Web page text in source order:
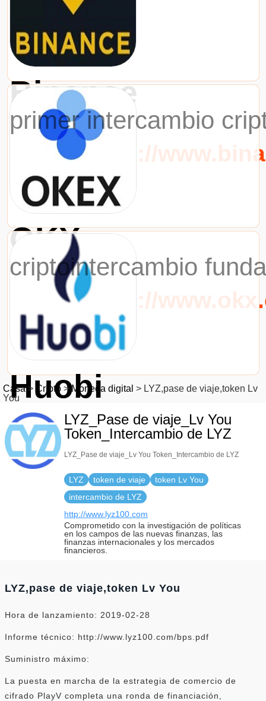
Binance
primer intercambio
URL：https://
OKX
criptointercambio
URL：https://
Huobi
criptointercambio
URL：https://
Casa> Cripto > Moneda digital > LYZ,pase de viaje,token Lv
You
LYZ_Pase de viaje_Lv You
Token_Intercambio de LYZ
LYZ_Pase de viaje_Lv You Token_Intercambio de LYZ
LYZ token de viaje
token Lv You
intercambio de LYZ
http://www.lyz100.com
Comprometido con la investigación de políticas
en los campos de las nuevas finanzas, las
finanzas internacionales y los mercados
financieros.
LYZ,pase de viaje,token Lv You
Hora de lanzamiento: 2019-02-28
Informe técnico: http://www.lyz100.com/bps.pdf
Suministro máximo:
La puesta en marcha de la estrategia de comercio de
cifrado PlayV completa una ronda de financiación,